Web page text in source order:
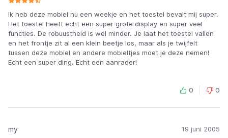
Ik heb deze mobiel nu een weekje en het toestel bevalt mij super.
Het toestel heeft echt een super grote display en super veel
functies. De robuustheid is wel minder. Je laat het toestel vallen
en het frontje zit al een klein beetje los, maar als je twijfelt
tussen deze mobiel en andere mobieltjes moet je deze nemen!
Echt een super ding. Echt een aanrader!
0 0
my 19 juni 2005